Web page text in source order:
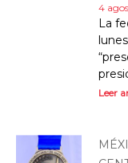
4
La
Leer